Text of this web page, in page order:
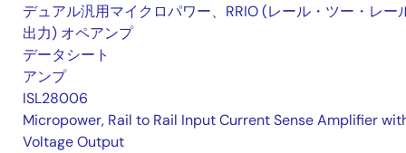
デュアル汎用マイクロパワー、RRIO (レール・ツー・レー
出力) オペアンプ
データシート
アンプ
ISL28006
Micropower, Rail to Rail Input Current Sense Amplifier
Voltage Output